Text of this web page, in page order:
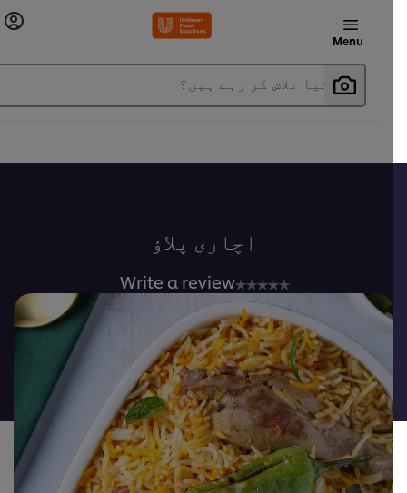
Menu
آپ کیا تلاش کر رہے ہیں؟
اچاری پلاؤ
No
submitted
for
this
recipe
Write a review